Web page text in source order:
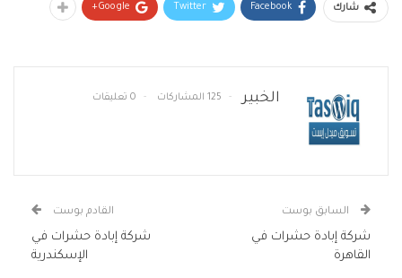
شارك Facebook
Twitter
Google+
الخبير 125 المشاركات 0 تعليقات
السابق بوست
شركة إبادة حشرات في
القاهرة
القادم بوست
شركة إبادة حشرات في
الإسكندرية